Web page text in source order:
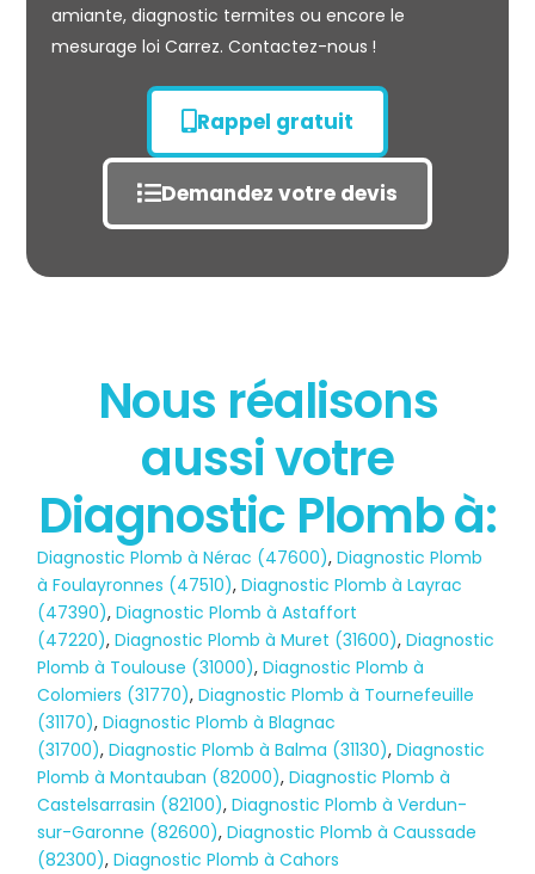
État des risques
POLLUTION
amiante, diagnostic termites ou encore le
mesurage loi Carrez. Contactez-nous !
Rappel gratuit
Demandez votre devis
Nous réalisons
aussi votre
Diagnostic Plomb à:
Diagnostic Plomb à Nérac (47600),Diagnostic Plomb
à Foulayronnes (47510),Diagnostic Plomb à Layrac
(47390),Diagnostic Plomb à Astaffort
(47220),Diagnostic Plomb à Muret (31600),Diagnostic
Plomb à Toulouse (31000),Diagnostic Plomb à
Colomiers (31770),Diagnostic Plomb à Tournefeuille
(31170),Diagnostic Plomb à Blagnac
(31700),Diagnostic Plomb à Balma (31130),Diagnostic
Plomb à Montauban (82000),Diagnostic Plomb à
Castelsarrasin (82100),Diagnostic Plomb à Verdun-
sur-Garonne (82600),Diagnostic Plomb à Caussade
(82300),Diagnostic Plomb à Cahors